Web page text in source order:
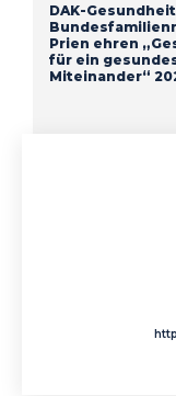
DAK-
Prien ehren
für ein
Miteinander“